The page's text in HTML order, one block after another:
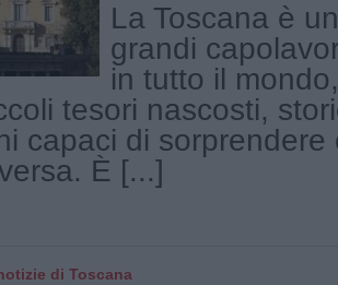
La Toscana è
grandi
in tutto il
tesori nascosti,
capaci di sorprendere
È [...]
di Toscana